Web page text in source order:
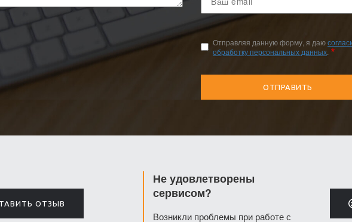
email
Отправляя данную форму, я даю
обработку персональных данных.
ОТЗЫВ
Не удовлетворены
сервисом?
Возникли проблемы при работе с